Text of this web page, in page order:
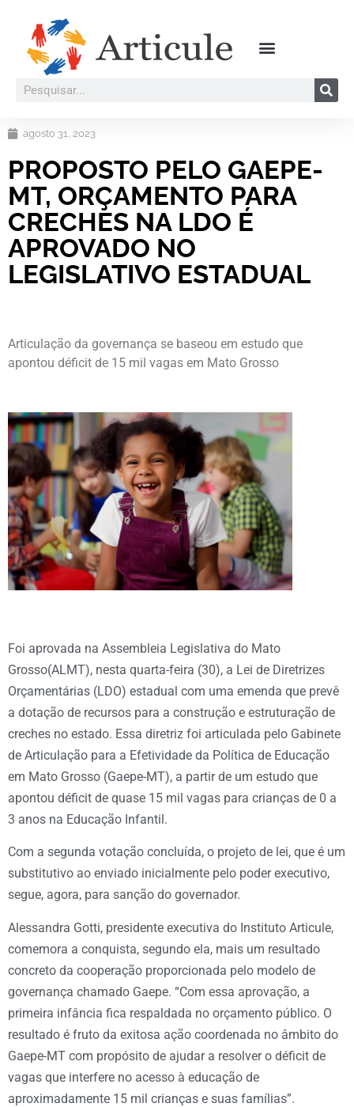
agosto 31, 2023
PROPOSTO PELO GAEPE-
MT, ORÇAMENTO PARA
CRECHES NA LDO É
APROVADO NO
LEGISLATIVO ESTADUAL
Articulação da governança se baseou em estudo que
apontou déficit de 15 mil vagas em Mato Grosso
Foi aprovada na Assembleia Legislativa do Mato
Grosso(ALMT), nesta quarta-feira (30), a Lei de Diretrizes
Orçamentárias (LDO) estadual com uma emenda que prevê
a dotação de recursos para a construção e estruturação de
creches no estado. Essa diretriz foi articulada pelo Gabinete
de Articulação para a Efetividade da Política de Educação
em Mato Grosso (Gaepe-MT), a partir de um estudo que
apontou déficit de quase 15 mil vagas para crianças de 0 a
3 anos na Educação Infantil.
Com a segunda votação concluída, o projeto de lei, que é um
substitutivo ao enviado inicialmente pelo poder executivo,
segue, agora, para sanção do governador.
Alessandra Gotti, presidente executiva do Instituto Articule,
comemora a conquista, segundo ela, mais um resultado
concreto da cooperação proporcionada pelo modelo de
governança chamado Gaepe. “Com essa aprovação, a
primeira infância fica respaldada no orçamento público. O
resultado é fruto da exitosa ação coordenada no âmbito do
Gaepe-MT com propósito de ajudar a resolver o déficit de
vagas que interfere no acesso à educação de
aproximadamente 15 mil crianças e suas famílias”.